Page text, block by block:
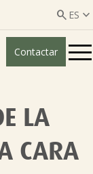
 ES 
ES
Contactar
LA
CARA